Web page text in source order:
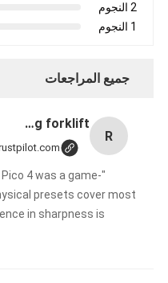
2 النجوم
1 النجوم
جميع المراجعات
R
Rubber solid forklift tires For material handling forklift
4 was a game-
presets cover most
in sharpness is